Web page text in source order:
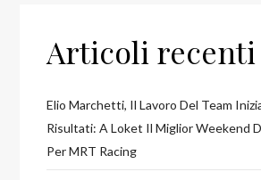
Articoli recenti
Elio Marchetti, Il Lavoro Del Team
Risultati: A Loket Il Miglior Weekend
Per MRT Racing